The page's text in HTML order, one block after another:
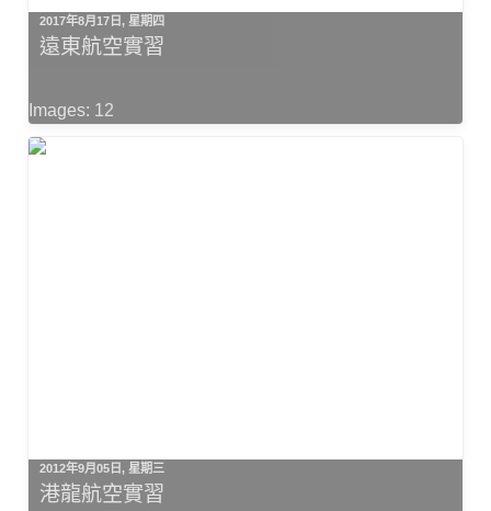
2017年8月17日, 星期四
遠東航空實習
Images: 12
2012年9月05日, 星期三
港龍航空實習